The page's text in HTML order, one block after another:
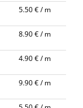
5.50 € / m
8.90 € / m
4.90 € / m
9.90 € / m